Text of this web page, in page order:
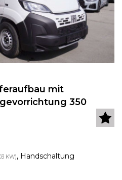
mit
350
KW), Handschaltung